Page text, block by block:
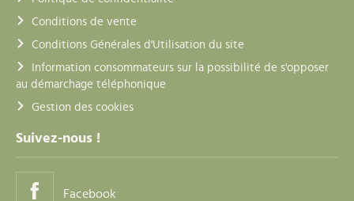
Conditions de vente
Conditions Générales d'Utilisation du site
Information consommateurs sur la possibilité de s'opposer
au démarchage téléphonique
Gestion des cookies
Suivez-nous !
Facebook